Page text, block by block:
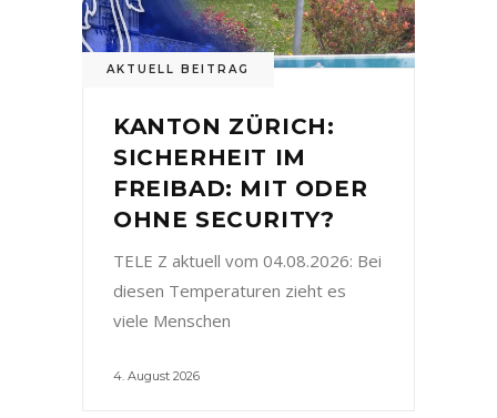
AKTUELL BEITRAG
KANTON ZÜRICH:
SICHERHEIT IM
FREIBAD: MIT ODER
OHNE SECURITY?
TELE Z aktuell vom 04.08.2026: Bei
diesen Temperaturen zieht es
viele Menschen
4. August 2026